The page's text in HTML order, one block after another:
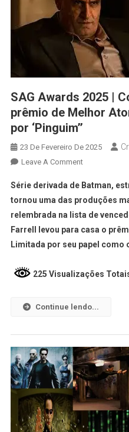
SAG Awards 2025 |
prêmio de Melhor
por ‘Pinguim’’
23 De Fevereiro De 2025
Leave A Comment
Série derivada de Batman,
tornou uma das produções
relembrada na lista de
Farrell levou para casa o
Limitada por seu papel como
225 Visualizações
Continue lendo...